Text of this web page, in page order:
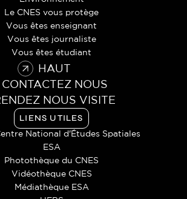
Le CNES vous protège
Vous êtes enseignant
Vous êtes journaliste
Vous êtes étudiant
HAUT
CONTACTEZ NOUS
NOUS VISITE
LIENS UTILES
National d'Études Spatiales
ESA
Photothèque du CNES
Vidéothèque CNES
Médiathèque ESA